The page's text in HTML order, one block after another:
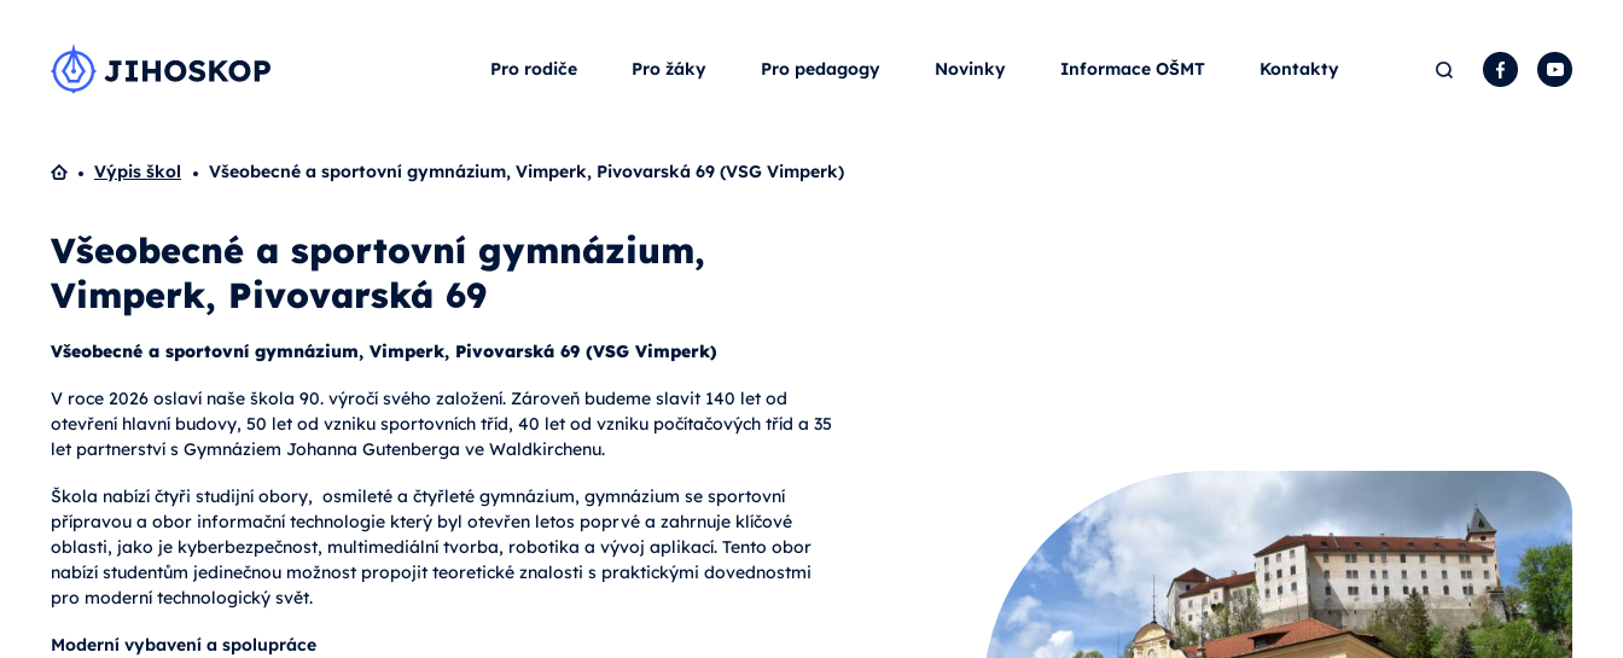
Pro rodiče Pro žáky Pro pedagogy Novinky Informace OŠMT Kontakty Hledat Facebook
Domů
Výpis škol Všeobecné a sportovní gymnázium, Vimperk, Pivovarská 69 (VSG Vimperk)
Všeobecné a sportovní gymnázium,
Vimperk, Pivovarská 69
Všeobecné a sportovní gymnázium, Vimperk, Pivovarská 69 (VSG Vimperk)
V roce 2026 oslaví naše škola 90. výročí svého založení. Zároveň budeme slavit 140 let od
otevření hlavní budovy, 50 let od vzniku sportovních tříd, 40 let od vzniku počítačových tříd a 35
let partnerství s Gymnáziem Johanna Gutenberga ve Waldkirchenu.
Škola nabízí čtyři studijní obory, osmileté a čtyřleté gymnázium, gymnázium se sportovní
přípravou a obor informační technologie který byl otevřen letos poprvé a zahrnuje klíčové
oblasti, jako je kyberbezpečnost, multimediální tvorba, robotika a vývoj aplikací. Tento obor
nabízí studentům jedinečnou možnost propojit teoretické znalosti s praktickými dovednostmi
pro moderní technologický svět.
Moderní vybavení a spolupráce